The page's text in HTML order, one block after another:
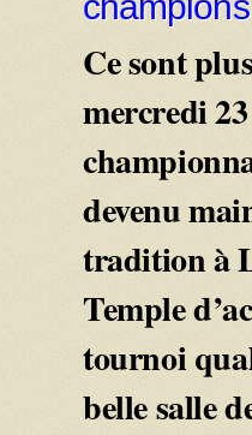
Ce sont
mercredi
devenu
tradition à
Temple
tournoi
belle salle